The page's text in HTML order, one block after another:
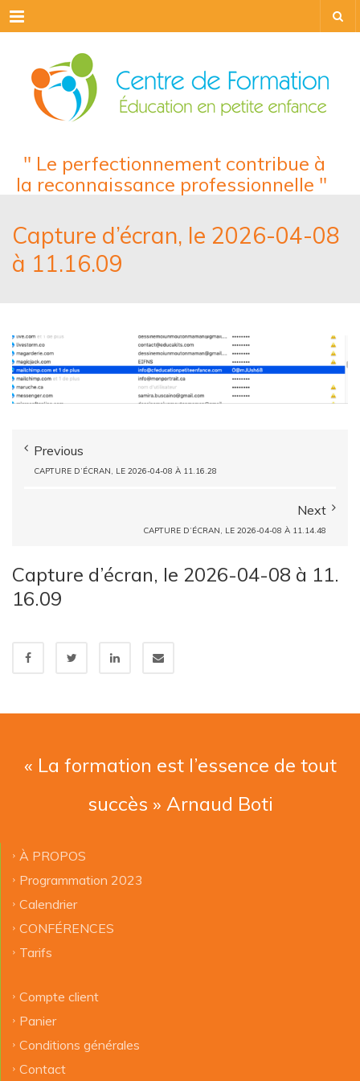
Menu
" Le perfectionnement contribue à
la reconnaissance professionnelle "
Capture d’écran, le 2026-04-08
à 11.16.09
Previous
CAPTURE D’ÉCRAN, LE 2026-04-08 À 11.16.28
Next
CAPTURE D’ÉCRAN, LE 2026-04-08 À 11.14.48
Capture d’écran, le 2026-04-08 à 11.
16.09
« La formation est l’essence de tout
succès » Arnaud Boti
À PROPOS
Programmation 2023
Calendrier
CONFÉRENCES
Tarifs
Compte client
Panier
Conditions générales
Contact